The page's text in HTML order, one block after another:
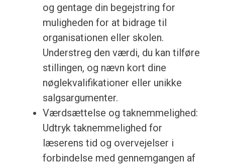
og gentage din begejstring for
muligheden for at bidrage til
organisationen eller skolen.
Understreg den værdi, du kan tilføre
stillingen, og nævn kort dine
nøglekvalifikationer eller unikke
salgsargumenter.
Værdsættelse og taknemmelighed:
Udtryk taknemmelighed for
læserens tid og overvejelser i
forbindelse med gennemgangen af